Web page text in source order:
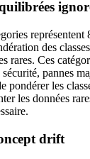
représentent
des
rares. Ces
pannes
pondérer les
les données
drift